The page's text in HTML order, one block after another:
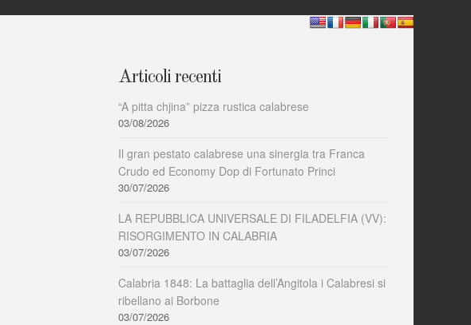
Articoli recenti
“A pitta chjina” pizza rustica calabrese
03/08/2026
Il gran pestato calabrese una sinergia tra Franca
Crudo ed Economy Dop di Fortunato Princi
30/07/2026
LA REPUBBLICA UNIVERSALE DI FILADELFIA (VV):
RISORGIMENTO IN CALABRIA
03/07/2026
Calabria 1848: La battaglia dell’Angitola i Calabresi si
ribellano ai Borbone
03/07/2026